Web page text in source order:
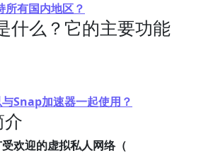
有国内地区？
什么？它的主要功能
Snap加速器一起使用？
欢迎的虚拟私人网络（